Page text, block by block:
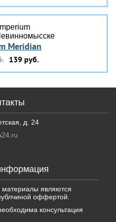
Meridian
139 руб.
материалы являются
оффертой.
консультация
д. 24